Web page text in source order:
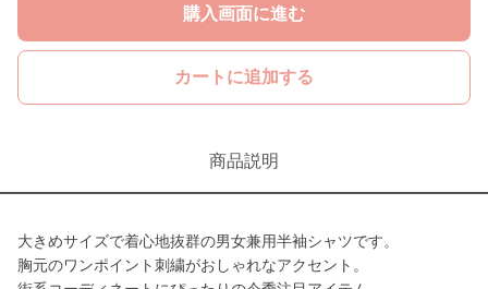
購入画面に進む
カートに追加する
商品説明
大きめサイズで着心地抜群の男女兼用半袖シャツです。
胸元のワンポイント刺繍がおしゃれなアクセント。